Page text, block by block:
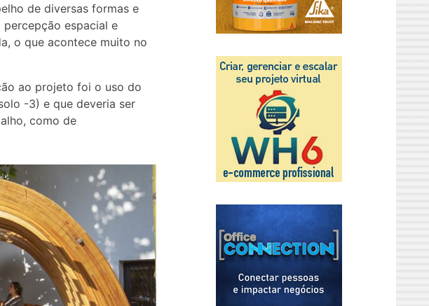
de diversas formas e
espacial e
o que acontece muito no
ao projeto foi o uso do
-3) e que deveria ser
como de